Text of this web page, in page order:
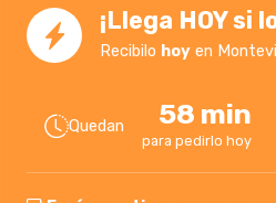
¡Llega HOY si
Recibilo hoy en
Quedan 58 min
para pedirlo hoy